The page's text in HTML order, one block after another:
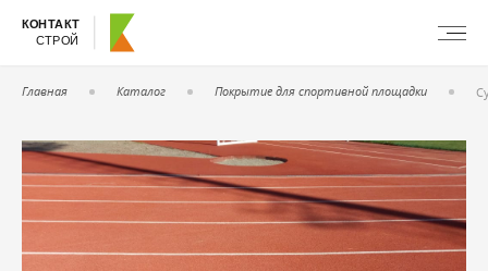
КОНТАКТ
СТРОЙ
Главная Каталог Покрытие для спортивной площадки